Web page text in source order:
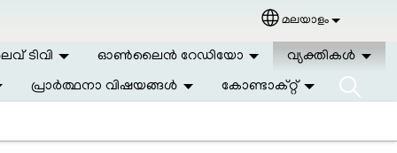
Select your
മലയാളം
ടിവി ഓണ്‍ലൈന്‍ റേഡിയോ
വ്യക്തികള്‍
പ്രാര്‍ത്ഥനാ വിഷയങ്ങള്‍
കോണ്ടാക്റ്റ്